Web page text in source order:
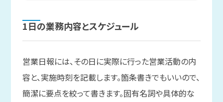
1日の業務内容とスケジュール
営業日報には、その日に実際に行った営業活動の内
容と、実施時刻を記載します。箇条書きでもいいので、
簡潔に要点を絞って書きます。固有名詞や具体的な